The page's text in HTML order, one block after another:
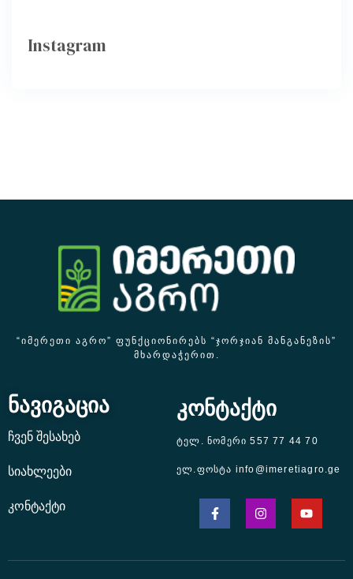
Instagram
“ᲘᲛᲔᲠᲔᲗᲘ ᲐᲒᲠᲝ” ᲤᲣᲜᲥᲪᲘᲝᲜᲘᲠᲔᲑᲡ “ᲯᲝᲠᲯᲘᲐᲜ ᲛᲐᲜᲒᲐᲜᲔᲖᲘᲡ”
ᲛᲮᲐᲠᲓᲐᲭᲔᲠᲘᲗ.
ნავიგაცია
ჩვენ შესახებ
სიახლეები
კონტაქტი
კონტაქტი
ტელ. ნომერი 557 77 44 70
ელ.ფოსტა info@imeretiagro.ge